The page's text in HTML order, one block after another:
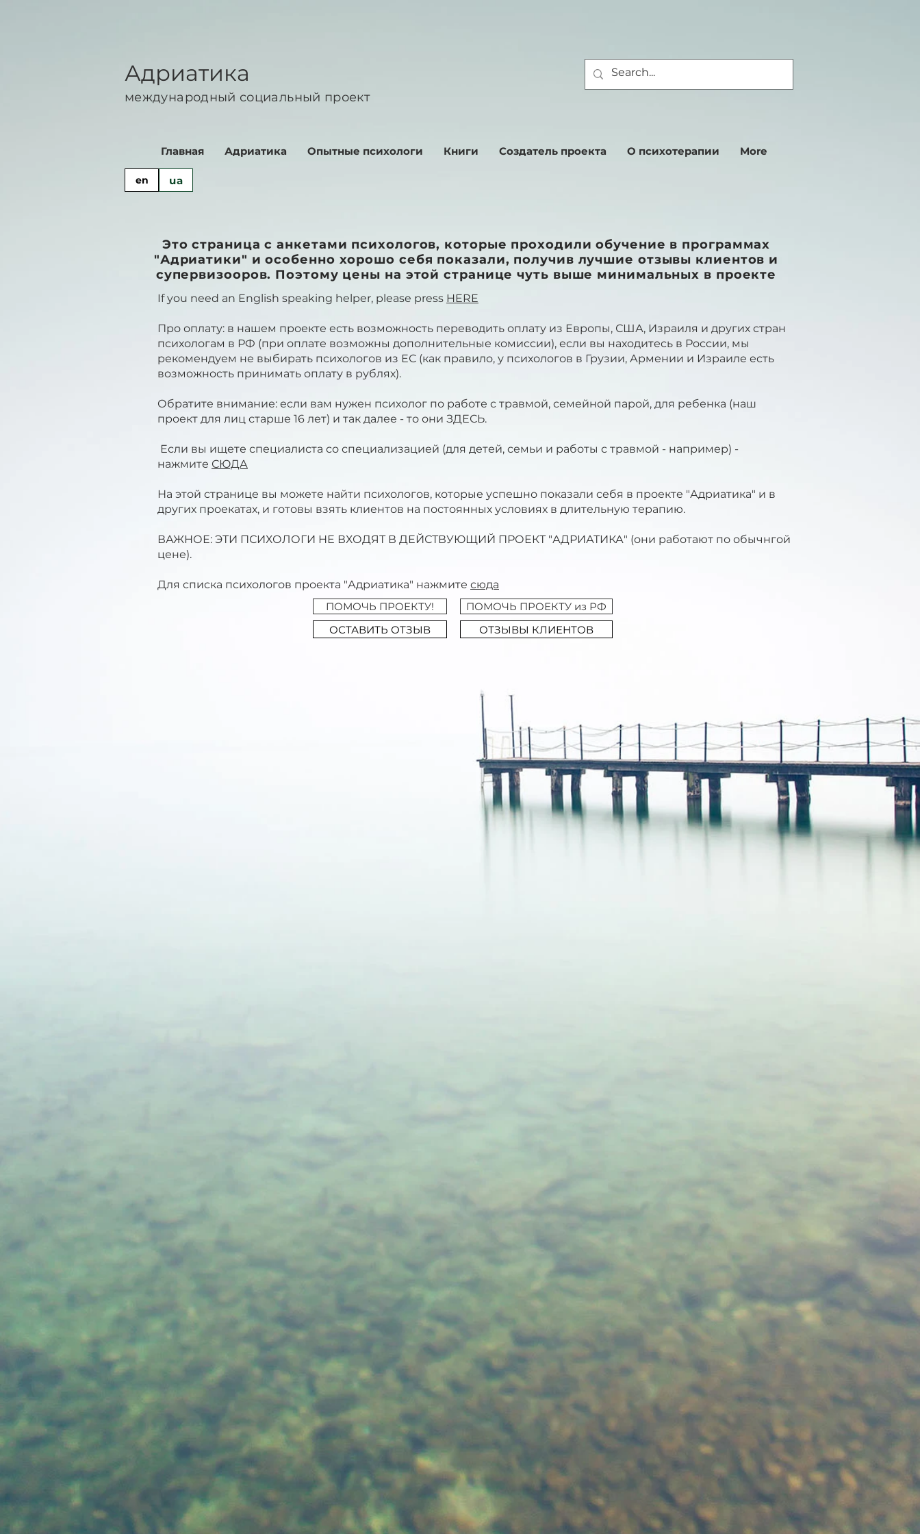
Адриатика
международный социальный проект
Главная Адриатика Опытные психологи Книги Создатель проекта О психотерапии More
en ua
Это страница с анкетами психологов, которые проходили обучение в программах
"Адриатики" и особенно хорошо себя показали, получив лучшие отзывы клиентов и
супервизооров. Поэтому цены на этой странице чуть выше минимальных в проекте
If you need an English speaking helper, please press HERE
Про оплату: в нашем проекте есть возможность переводить оплату из Европы, США, Израиля и других стран
психологам в РФ (при оплате возможны дополнительные комиссии), если вы находитесь в России, мы
рекомендуем не выбирать психологов из ЕС (как правило, у психологов в Грузии, Армении и Израиле есть
возможность принимать оплату в рублях).
Обратите внимание: если вам нужен психолог по работе с травмой, семейной парой, для ребенка (наш
проект для лиц старше 16 лет) и так далее - то они ЗДЕСЬ.
Если вы ищете специалиста со специализацией (для детей, семьи и работы с травмой - например) -
нажмите СЮДА
На этой странице вы можете найти психологов, которые успешно показали себя в проекте "Адриатика" и в
других проекатах, и готовы взять клиентов на постоянных условиях в длительную терапию.
ВАЖНОЕ: ЭТИ ПСИХОЛОГИ НЕ ВХОДЯТ В ДЕЙСТВУЮЩИЙ ПРОЕКТ "АДРИАТИКА" (они работают по обычнгой
цене).
Для списка психологов проекта "Адриатика" нажмите сюда
ПОМОЧЬ ПРОЕКТУ!
ОСТАВИТЬ ОТЗЫВ
ПОМОЧЬ ПРОЕКТУ из РФ
ОТЗЫВЫ КЛИЕНТОВ